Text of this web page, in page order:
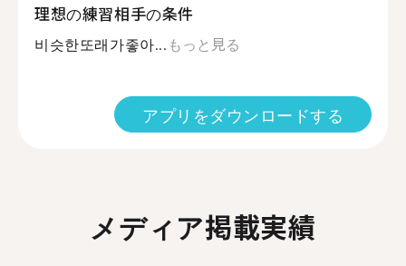
理想の練習相手の条件
비슷한또래가좋아... もっと見る
アプリをダウンロードする
メディア掲載実績